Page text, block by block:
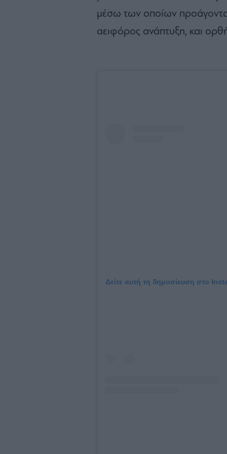
μέσω των οποίων
αειφόρος ανάπτυξη, και
Δείτε αυτή τη δημοσίευση στο